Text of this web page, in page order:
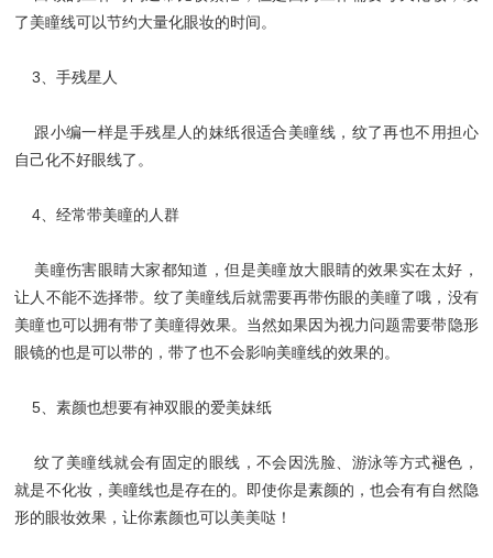
了美瞳线可以节约大量化眼妆的时间。
3、手残星人
跟小编一样是手残星人的妹纸很适合美瞳线，纹了再也不用担心
自己化不好眼线了。
4、经常带美瞳的人群
美瞳伤害眼睛大家都知道，但是美瞳放大眼睛的效果实在太好，
让人不能不选择带。纹了美瞳线后就需要再带伤眼的美瞳了哦，没有
美瞳也可以拥有带了美瞳得效果。当然如果因为视力问题需要带隐形
眼镜的也是可以带的，带了也不会影响美瞳线的效果的。
5、素颜也想要有神双眼的爱美妹纸
纹了美瞳线就会有固定的眼线，不会因洗脸、游泳等方式褪色，
就是不化妆，美瞳线也是存在的。即使你是素颜的，也会有有自然隐
形的眼妆效果，让你素颜也可以美美哒！